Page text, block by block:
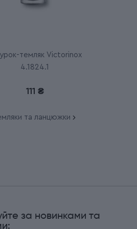
темляк Victorinox
4.1824.1
111 ₴
та ланцюжки
за новинками та